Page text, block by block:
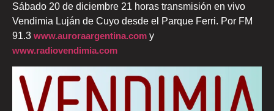
Sábado 20 de diciembre 21 horas transmisión en vivo
Vendimia Luján de Cuyo desde el Parque Ferri. Por FM
91.3 www.auroraargentina.com y
www.radiovendimia.com